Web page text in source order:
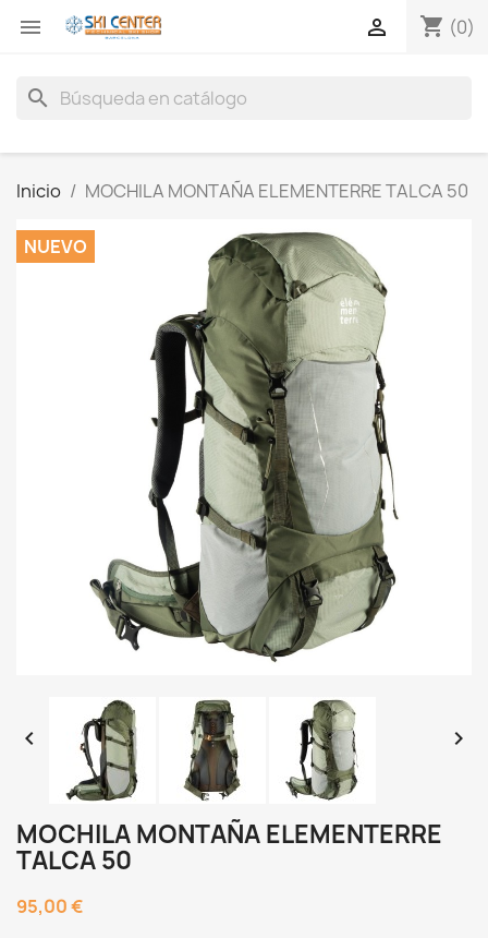
 shopping_cart (0)

search
Inicio MOCHILA MONTAÑA ELEMENTERRE TALCA 50
NUEVO
 
MOCHILA MONTAÑA ELEMENTERRE
TALCA 50
95,00 €